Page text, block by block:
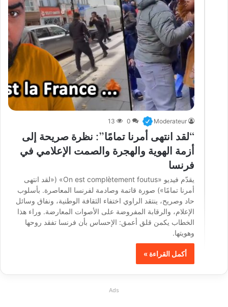
Moderateur
0
13
“لقد انتهى أمرنا تمامًا”: نظرة صريحة إلى
أزمة الهوية والهجرة والصمت الإعلامي في
فرنسا
يقدّم فيديو «On est complètement foutus» («لقد انتهى
أمرنا تمامًا») صورة قاتمة وصادمة لفرنسا المعاصرة. بأسلوب
حاد وصريح، ينتقد الراوي اختفاء الثقافة الوطنية، ونفاق وسائل
الإعلام، والرقابة المفروضة على الأصوات المعارضة. وراء هذا
الخطاب يكمن قلق أعمق: الإحساس بأن فرنسا تفقد روحها
وهويتها.
أكمل القراءة »
Ads